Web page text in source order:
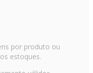
por produto ou
estoques.